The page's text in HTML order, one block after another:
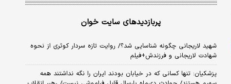
پربازدیدهای سایت خوان
شهید لاریجانی چگونه شناسایی شد؟/ روایت تازه سردار کوثری از نحوه
شهادت لاریجانی و فرزندش+فیلم
پزشکیان: تنها کسانی که در خیابان بودند ایران را نگه نداشتند همه